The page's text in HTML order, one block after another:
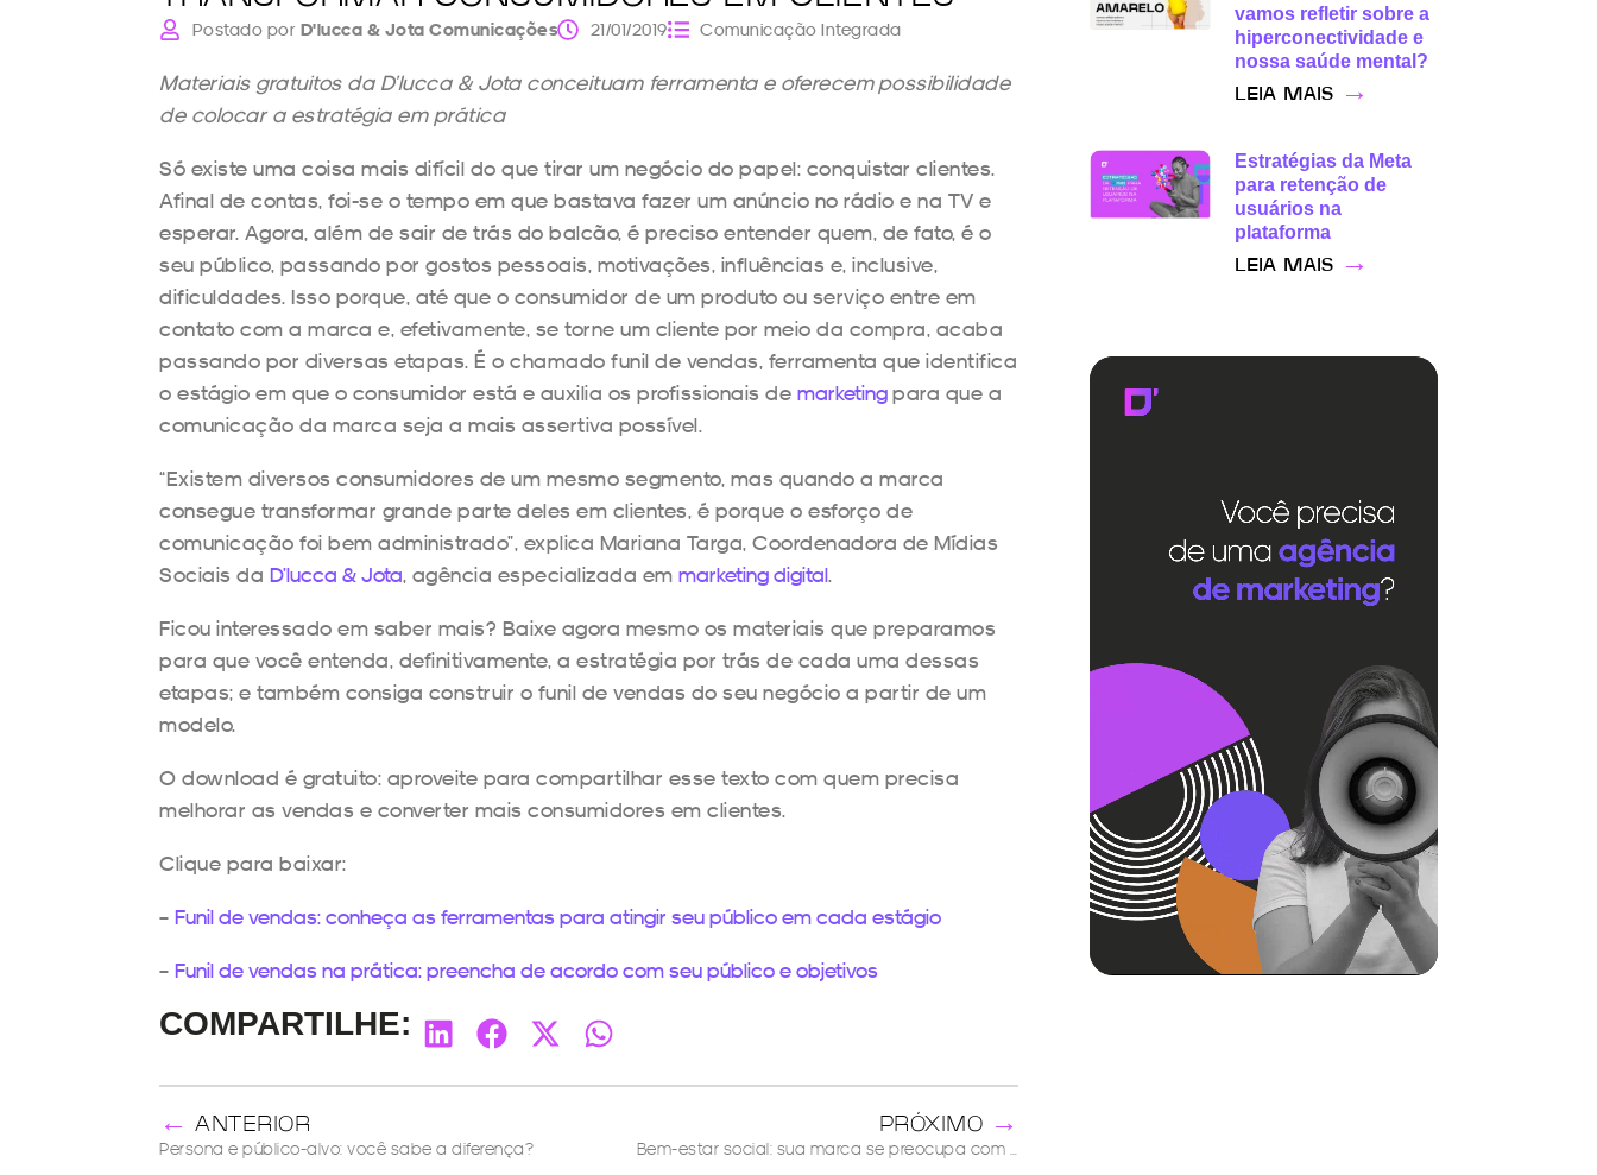
Postado por D'lucca & Jota Comunicações 21/01/2019 Comunicação Integrada
Materiais gratuitos da D’lucca & Jota conceituam ferramenta e oferecem possibilidade
de colocar a estratégia em prática
Só existe uma coisa mais difícil do que tirar um negócio do papel: conquistar clientes.
Afinal de contas, foi-se o tempo em que bastava fazer um anúncio no rádio e na TV e
esperar. Agora, além de sair de trás do balcão, é preciso entender quem, de fato, é o
seu público, passando por gostos pessoais, motivações, influências e, inclusive,
dificuldades. Isso porque, até que o consumidor de um produto ou serviço entre em
contato com a marca e, efetivamente, se torne um cliente por meio da compra, acaba
passando por diversas etapas. É o chamado funil de vendas, ferramenta que identifica
o estágio em que o consumidor está e auxilia os profissionais de marketingpara que a
comunicação da marca seja a mais assertiva possível.
“Existem diversos consumidores de um mesmo segmento, mas quando a marca
consegue transformar grande parte deles em clientes, é porque o esforço de
comunicação foi bem administrado”, explica Mariana Targa, Coordenadora de Mídias
Sociais da D’lucca & Jota, agência especializada emmarketing digital.
Ficou interessado em saber mais? Baixe agora mesmo os materiais que preparamos
para que você entenda, definitivamente, a estratégia por trás de cada uma dessas
etapas; e também consiga construir o funil de vendas do seu negócio a partir de um
modelo.
O download é gratuito: aproveite para compartilhar esse texto com quem precisa
melhorar as vendas e converter mais consumidores em clientes.
Clique para baixar:
–Funil de vendas: conheça as ferramentas para atingir seu público em cada estágio
–Funil de vendas na prática: preencha de acordo com seu público e objetivos
COMPARTILHE:
←
ANTERIOR
Persona e público-alvo: você sabe a diferença?
PRÓXIMO →
vamos refletir sobre a
hiperconectividade e
nossa saúde mental?
LEIA MAIS →
Estratégias da Meta
para retenção de
usuários na
plataforma
LEIA MAIS →